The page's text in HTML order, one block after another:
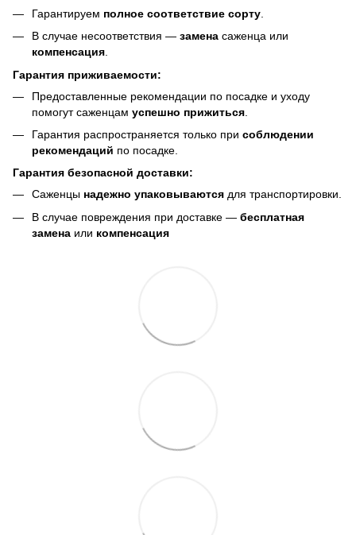
Гарантируем полное соответствие сорту
В случае несоответствия — замена саженца или
компенсация.
Гарантия приживаемости:
Предоставленные рекомендации по посадке и уходу
помогут саженцам успешно прижиться
Гарантия распространяется только при соблюдении
рекомендаций по посадке.
Гарантия безопасной доставки:
Саженцы надежно упаковываются для транспортировки.
В случае повреждения при доставке — бесплатная
замена или компенсация